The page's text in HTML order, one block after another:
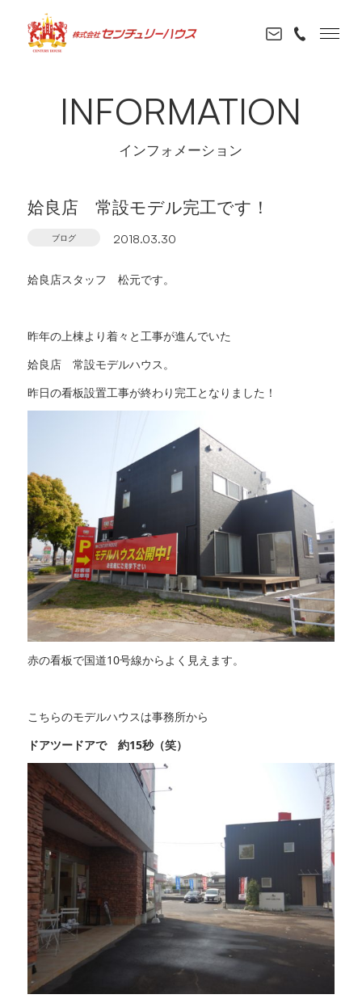
INFORMATION
インフォメーション
姶良店 常設モデル完工です！
ブログ 2018.03.30
姶良店スタッフ 松元です。
昨年の上棟より着々と工事が進んでいた
姶良店 常設モデルハウス。
昨日の看板設置工事が終わり完工となりました！
赤の看板で国道10号線からよく見えます。
こちらのモデルハウスは事務所から
ドアツードアで 約15秒（笑）